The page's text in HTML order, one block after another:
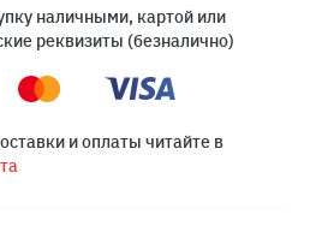
наличными, картой или
реквизиты (безналично)
и оплаты читайте в